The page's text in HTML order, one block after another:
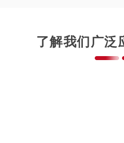
了解我们广泛